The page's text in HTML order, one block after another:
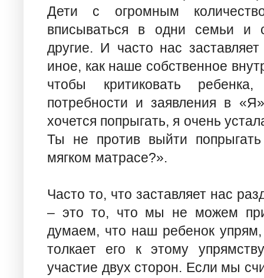
Дети с огромным
вписываться в одни семьи и
другие. И часто нас
иное, как наше собственное
чтобы критиковать
потребности и заявления в
хочется попрыгать, я очень
Ты не против выйти
мягком матрасе?».
Часто то, что заставляет нас
– это то, что мы не можем
думаем, что наш ребенок
толкает его к этому
участие двух сторон. Если мы